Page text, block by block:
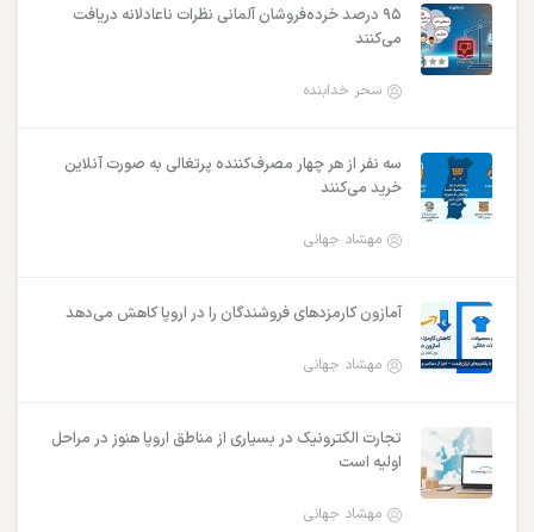
۹۵ درصد خرده‌فروشان آلمانی نظرات ناعادلانه دریافت
می‌کنند
سحر خدابنده
سه نفر از هر چهار مصرف‌کننده پرتغالی به صورت آنلاین
خرید می‌کنند
مهشاد جهانی
آمازون کارمزدهای فروشندگان را در اروپا کاهش می‌دهد
مهشاد جهانی
تجارت الکترونیک در بسیاری از مناطق اروپا هنوز در مراحل
اولیه است
مهشاد جهانی